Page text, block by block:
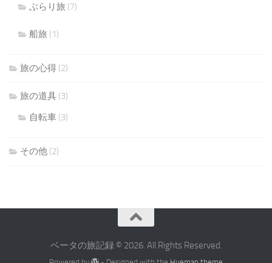
ぶらり旅 (7)
船旅 (1)
旅の心得 (2)
旅の道具 (3)
自転車 (3)
その他 (2)
ベータの旅記録 © 2026. All Rights Reserved.